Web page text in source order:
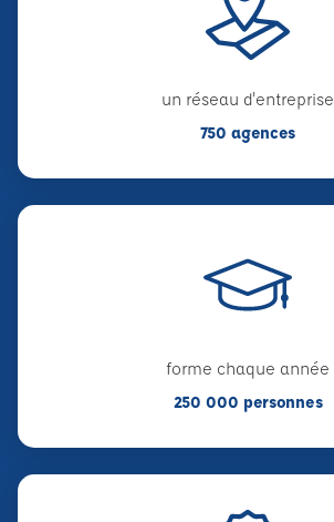
un réseau d'entreprise
750 agences
forme chaque année
250 000 personnes